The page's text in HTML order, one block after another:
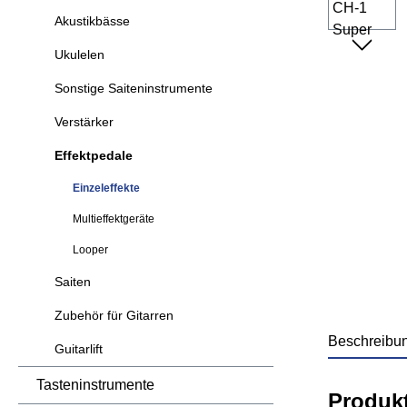
Akustikbässe
Ukulelen
Sonstige Saiteninstrumente
Verstärker
Effektpedale
Einzeleffekte
Multieffektgeräte
Looper
Saiten
Zubehör für Gitarren
Guitarlift
Tasteninstrumente